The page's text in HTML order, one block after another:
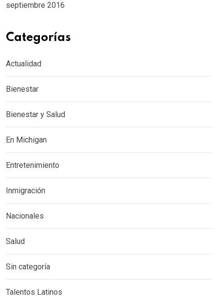
septiembre 2016
Categorías
Actualidad
Bienestar
Bienestar y Salud
En Michigan
Entretenimiento
Inmigración
Nacionales
Salud
Sin categoría
Talentos Latinos